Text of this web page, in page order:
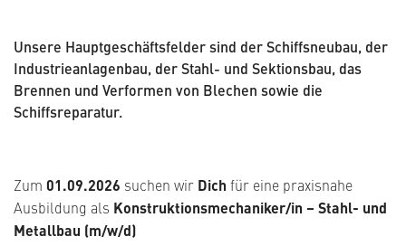
Unsere Hauptgeschäftsfelder sind der Schiffsneubau, der
Industrieanlagenbau, der Stahl- und Sektionsbau, das
Brennen und Verformen von Blechen sowie die
Schiffsreparatur.
Zum 01.09.2026 suchen wir Dich für eine praxisnahe
Ausbildung als Konstruktionsmechaniker/in – Stahl- und
Metallbau (m/w/d)